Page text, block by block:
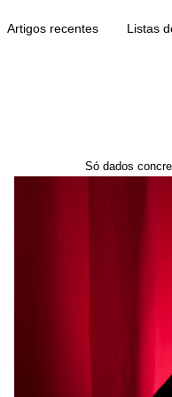
Artigos recentes Listas
Só dados